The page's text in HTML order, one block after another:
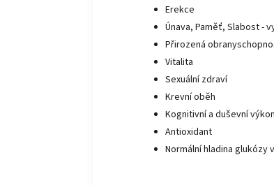
Erekce
Únava, Paměť, Slabost -
Přirozená
Vitalita
Sexuální zdraví
Krevní oběh
Kognitivní a duševní
Antioxidant
Normální hladina glukózy